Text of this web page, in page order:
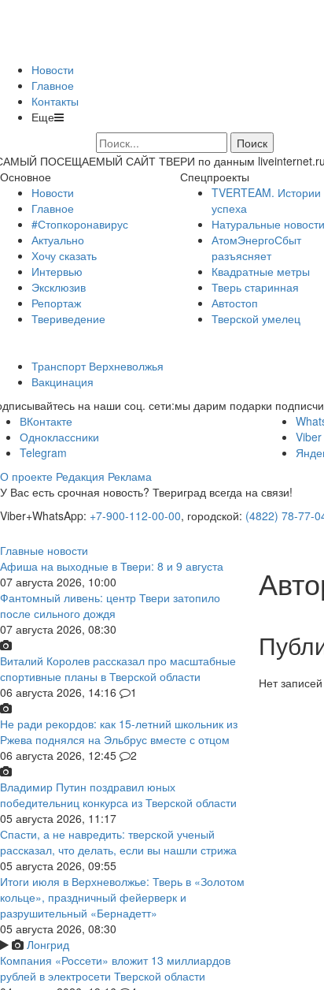
Новости
Главное
Контакты
Еще
ПОСЕЩАЕМЫЙ САЙТ ТВЕРИ по данным liveinternet.ru.
Основное
Новости
Главное
#Стопкоронавирус
Актуально
Хочу сказать
Интервью
Эксклюзив
Репортаж
Твериведение
Спецпроекты
TVERTEAM. Истории
успеха
Натуральные новости
АтомЭнергоСбыт
разъясняет
Квадратные метры
Тверь старинная
Автостоп
Тверской умелец
Транспорт Верхневолжья
Вакцинация
на наши соц. сети:мы дарим подарки
ВКонтакте
Одноклассники
Telegram
Viber
О проекте Редакция Реклама
У Вас есть срочная новость? Твериград всегда на связи!
Viber+WhatsApp: +7-900-112-00-00, городской: (4822) 78-77-
Главные новости
Афиша на выходные в Твери: 8 и 9 августа
07 августа 2026, 10:00
Фантомный ливень: центр Твери затопило
после сильного дождя
07 августа 2026, 08:30
Виталий Королев рассказал про масштабные
спортивные планы в Тверской области
06 августа 2026, 14:16
1
Не ради рекордов: как 15-летний школьник из
Ржева поднялся на Эльбрус вместе с отцом
06 августа 2026, 12:45
2
Владимир Путин поздравил юных
победительниц конкурса из Тверской области
05 августа 2026, 11:17
Спасти, а не навредить: тверской ученый
рассказал, что делать, если вы нашли стрижа
05 августа 2026, 09:55
Итоги июля в Верхневолжье: Тверь в «Золотом
кольце», праздничный фейерверк и
разрушительный «Бернадетт»
05 августа 2026, 08:30
Лонгрид
Компания «Россети» вложит 13 миллиардов
рублей в электросети Тверской области
Нет